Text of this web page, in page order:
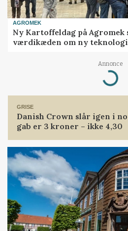
AGROMEK
Ny Kartoffeldag på Agromek
værdikæden om ny teknologi
Annonce
Loading...
GRISE
Danish Crown slår igen i
gab er 3 kroner – ikke 4,30